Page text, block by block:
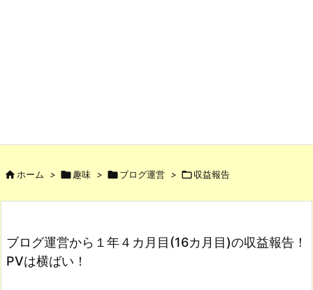
ホーム > 趣味 > ブログ運営 > 収益報告
ブログ運営から１年４カ月目(16カ月目)の収益報告！
PVは横ばい！